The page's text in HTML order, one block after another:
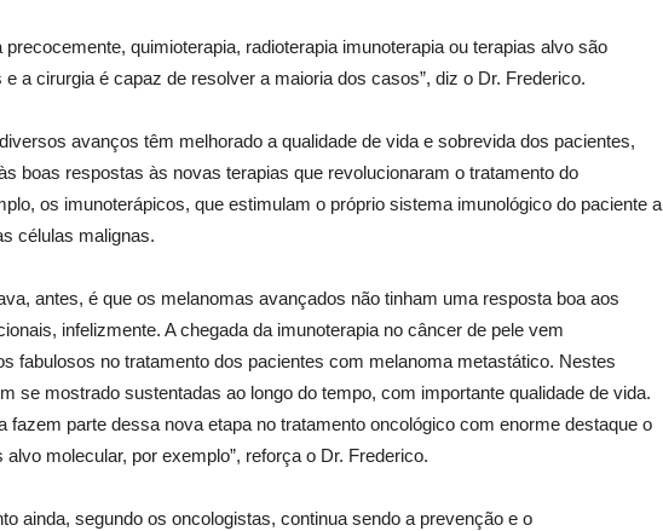
precocemente, quimioterapia, radioterapia imunoterapia ou terapias alvo são
a cirurgia é capaz de resolver a maioria dos casos”, diz o Dr. Frederico.
avanços têm melhorado a qualidade de vida e sobrevida dos pacientes,
boas respostas às novas terapias que revolucionaram o tratamento do
os imunoterápicos, que estimulam o próprio sistema imunológico do paciente a
células malignas.
antes, é que os melanomas avançados não tinham uma resposta boa aos
infelizmente. A chegada da imunoterapia no câncer de pele vem
fabulosos no tratamento dos pacientes com melanoma metastático. Nestes
se mostrado sustentadas ao longo do tempo, com importante qualidade de vida.
fazem parte dessa nova etapa no tratamento oncológico com enorme destaque o
molecular, por exemplo”, reforça o Dr. Frederico.
ainda, segundo os oncologistas, continua sendo a prevenção e o